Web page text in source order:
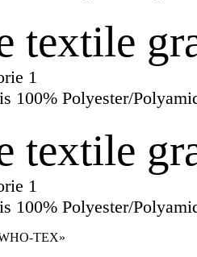
textile
1
100% Polyester/
textile
1
100% Polyester/
TEX»